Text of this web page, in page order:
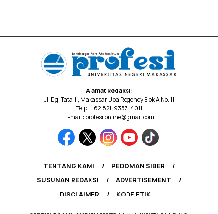
Alamat Redaksi:
Jl. Dg. Tata III, Makassar Upa Regency Blok A No. 11
Telp : +62 821-9353-4011
E-mail : profesi.online@gmail.com
TENTANG KAMI
PEDOMAN SIBER
SUSUNAN REDAKSI
ADVERTISEMENT
DISCLAIMER
KODE ETIK